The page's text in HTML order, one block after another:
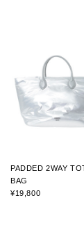
PADDED 2WAY
BAG
¥19,800